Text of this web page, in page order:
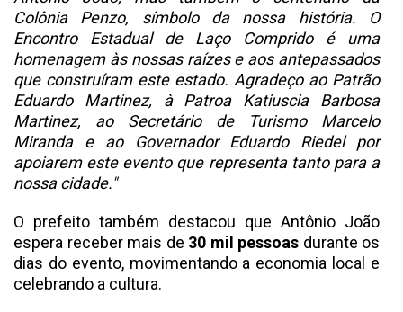
Colônia Penzo, símbolo da nossa história. O
Encontro Estadual de Laço Comprido é uma
homenagem às nossas raízes e aos antepassados
que construíram este estado. Agradeço ao Patrão
Eduardo Martinez, à Patroa Katiuscia Barbosa
Martinez, ao Secretário de Turismo Marcelo
Miranda e ao Governador Eduardo Riedel por
apoiarem este evento que representa tanto para a
nossa cidade."
O prefeito também destacou que Antônio João
espera receber mais de 30 mil pessoas durante os
dias do evento, movimentando a economia local e
celebrando a cultura.